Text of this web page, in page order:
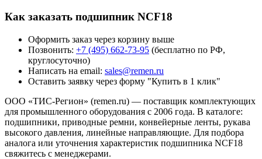
Как заказать подшипник NCF18
Оформить заказ через корзину выше
Позвонить: +7 (495) 662-73-95 (бесплатно по РФ,
круглосуточно)
Написать на email: sales@remen.ru
Оставить заявку через форму "Купить в 1 клик"
ООО «ТИС-Регион» (remen.ru) — поставщик комплектующих
для промышленного оборудования с 2006 года. В каталоге:
подшипники, приводные ремни, конвейерные ленты, рукава
высокого давления, линейные направляющие. Для подбора
аналога или уточнения характеристик подшипника NCF18
свяжитесь с менеджерами.